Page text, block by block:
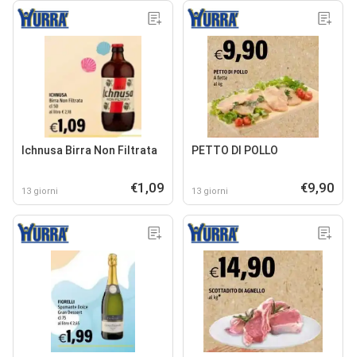
Ichnusa Birra Non Filtrata
13 giorni €1,09
PETTO DI POLLO
13 giorni €9,90